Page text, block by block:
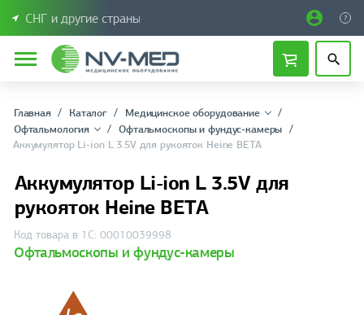
СНГ и другие страны
Главная Каталог
Медицинское оборудование
Офтальмология
Офтальмоскопы и фундус-камеры
Аккумулятор Li-ion L 3.5V для рукояток Heine BETA
Аккумулятор Li-ion L 3.5V для
рукояток Heine BETA
Код товара в 1С: 00010039998
Офтальмоскопы и фундус-камеры